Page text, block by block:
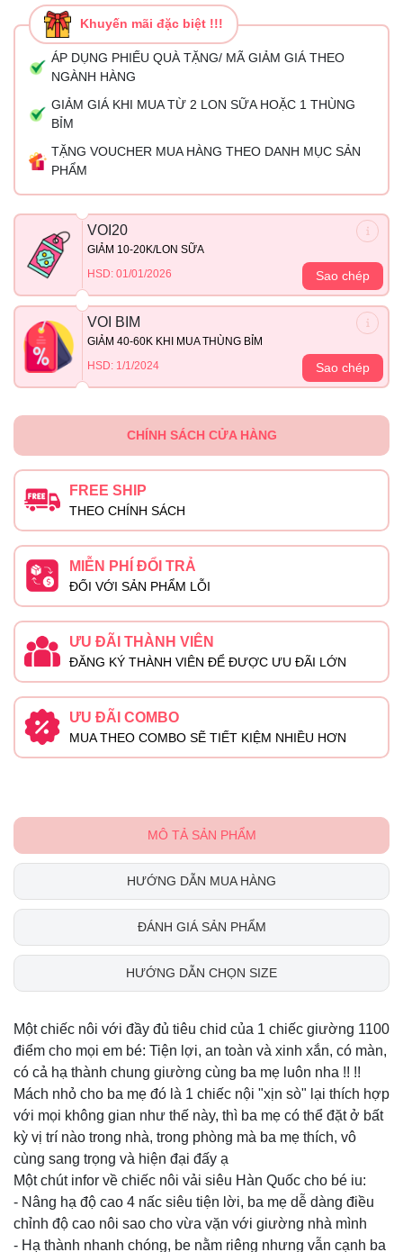
Khuyến mãi đặc biệt !!!
ÁP DỤNG PHIẾU QUÀ TẶNG/ MÃ GIẢM GIÁ THEO
NGÀNH HÀNG
GIẢM GIÁ KHI MUA TỪ 2 LON SỮA HOẶC 1 THÙNG
BỈM
TẶNG VOUCHER MUA HÀNG THEO DANH MỤC SẢN
PHẨM
VOI20
GIẢM 10-20K/LON SỮA
HSD: 01/01/2026
Sao chép
VOI BIM
GIẢM 40-60K KHI MUA THÙNG BỈM
HSD: 1/1/2024
Sao chép
CHÍNH SÁCH CỬA HÀNG
FREE SHIP
THEO CHÍNH SÁCH
MIỄN PHÍ ĐỔI TRẢ
ĐỐI VỚI SẢN PHẨM LỖI
ƯU ĐÃI THÀNH VIÊN
ĐĂNG KÝ THÀNH VIÊN ĐỂ ĐƯỢC ƯU ĐÃI LỚN
ƯU ĐÃI COMBO
MUA THEO COMBO SẼ TIẾT KIỆM NHIỀU HƠN
MÔ TẢ SẢN PHẨM
HƯỚNG DẪN MUA HÀNG
ĐÁNH GIÁ SẢN PHẨM
HƯỚNG DẪN CHỌN SIZE
Một chiếc nôi với đầy đủ tiêu chid của 1 chiếc giường 1100
điểm cho mọi em bé: Tiện lợi, an toàn và xinh xắn, có màn,
có cả hạ thành chung giường cùng ba mẹ luôn nha !! !!
Mách nhỏ cho ba mẹ đó là 1 chiếc nội "xịn sò" lại thích hợp
với mọi không gian như thế này, thì ba mẹ có thể đặt ở bất
kỳ vị trí nào trong nhà, trong phòng mà ba mẹ thích, vô
cùng sang trọng và hiện đại đấy ạ
Một chút infor về chiếc nôi vải siêu Hàn Quốc cho bé iu:
- Nâng hạ độ cao 4 nấc siêu tiện lời, ba mẹ dễ dàng điều
chỉnh độ cao nôi sao cho vừa vặn với giường nhà mình
- Hạ thành nhanh chóng, be nằm riêng nhưng vẫn cạnh ba